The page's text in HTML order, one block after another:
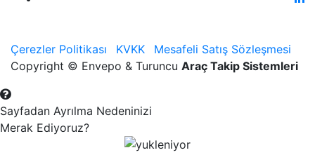
Çerezler Politikası KVKK
Mesafeli Satış Sözleşmesi
Copyright © Envepo & Turuncu Araç Takip Sistemleri
Sayfadan Ayrılma Nedeninizi
Merak Ediyoruz?